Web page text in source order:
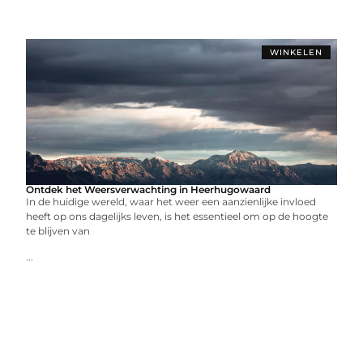
WINKELEN
Ontdek het Weersverwachting in Heerhugowaard
In de huidige wereld, waar het weer een aanzienlijke invloed
heeft op ons dagelijks leven, is het essentieel om op de hoogte
te blijven van
...